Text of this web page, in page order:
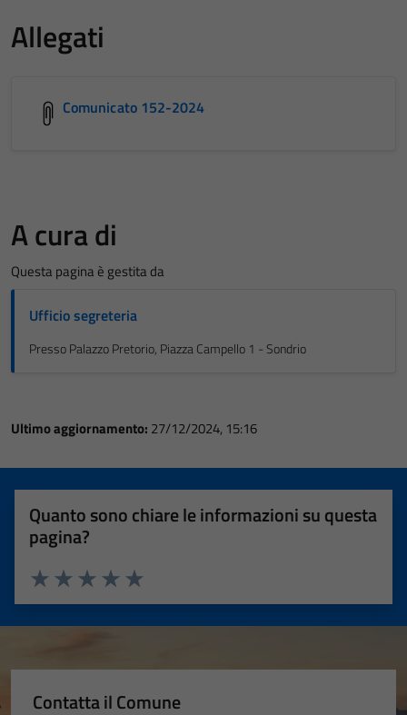
Allegati
Comunicato 152-2024
A cura di
Questa pagina è gestita da
Ufficio segreteria
Presso Palazzo Pretorio, Piazza Campello 1 - Sondrio
Ultimo aggiornamento: 27/12/2024, 15:16
Quanto sono chiare le informazioni su questa
pagina?
Valuta 5 stelle su 5
Valuta 4 stelle su 5
Valuta 3 stelle su 5
Valuta 2 stelle su 5
Valuta 1 stelle su 5
Contatta il Comune